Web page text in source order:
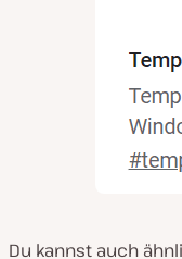
Du kannst auch